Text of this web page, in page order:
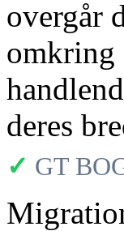
overgår
omkring
deres
✓ GT